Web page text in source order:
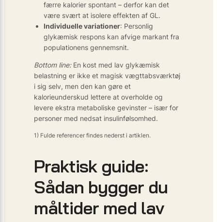
færre kalorier spontant – derfor kan det
være svært at isolere effekten af GL.
Individuelle variationer: Personlig
glykæmisk respons kan afvige markant fra
populationens gennemsnit.
Bottom line:En kost med lav glykæmisk
belastning er ikke et magisk vægttabsværktøj
i sig selv, men den kan gøre et
kalorieunderskud lettere at overholde og
levere ekstra metaboliske gevinster – især for
personer med nedsat insulinfølsomhed.
1) Fulde referencer findes nederst i artiklen.
Praktisk guide:
Sådan bygger du
måltider med lav